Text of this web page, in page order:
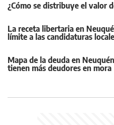
¿Cómo se distribuye el valor
La receta libertaria en
límite a las candidaturas
Mapa de la deuda en
tienen más deudores en mora